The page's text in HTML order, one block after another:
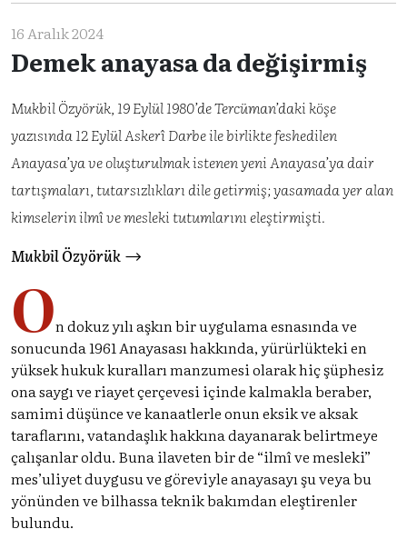
16 Aralık 2024
Demek anayasa da değişirmiş
Mukbil Özyörük, 19 Eylül 1980’de Tercüman’daki köşe
yazısında 12 Eylül Askerî Darbe ile birlikte feshedilen
Anayasa’ya ve oluşturulmak istenen yeni Anayasa’ya dair
tartışmaları, tutarsızlıkları dile getirmiş; yasamada yer alan
kimselerin ilmî ve mesleki tutumlarını eleştirmişti.
Mukbil Özyörük
On dokuz yılı aşkın bir uygulama esnasında ve
sonucunda 1961 Anayasası hakkında, yürürlükteki en
yüksek hukuk kuralları manzumesi olarak hiç şüphesiz
ona saygı ve riayet çerçevesi içinde kalmakla beraber,
samimi düşünce ve kanaatlerle onun eksik ve aksak
taraflarını, vatandaşlık hakkına dayanarak belirtmeye
çalışanlar oldu. Buna ilaveten bir de “ilmî ve mesleki”
mes’uliyet duygusu ve göreviyle anayasayı şu veya bu
yönünden ve bilhassa teknik bakımdan eleştirenler
bulundu.